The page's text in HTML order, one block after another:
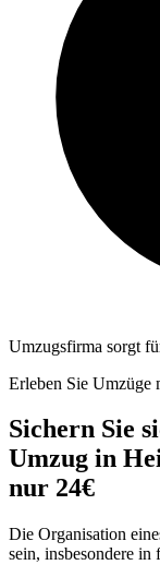
Umzugsfirma sorgt
Erleben Sie Umzüge
Sichern Sie
Umzug in
nur 24€
Die Organisation
sein, insbesondere